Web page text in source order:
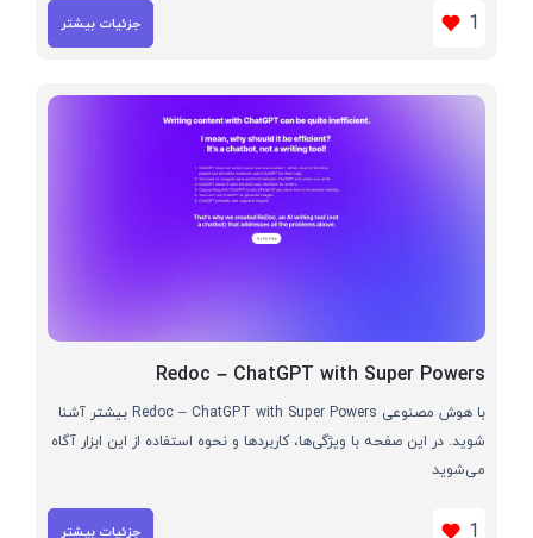
1 جزئیات بیشتر
Redoc – ChatGPT with Super Powers
با هوش مصنوعی Redoc – ChatGPT with Super Powers بیشتر آشنا
شوید. در این صفحه با ویژگی‌ها، کاربردها و نحوه استفاده از این ابزار آگاه
می‌شوید
1 جزئیات بیشتر